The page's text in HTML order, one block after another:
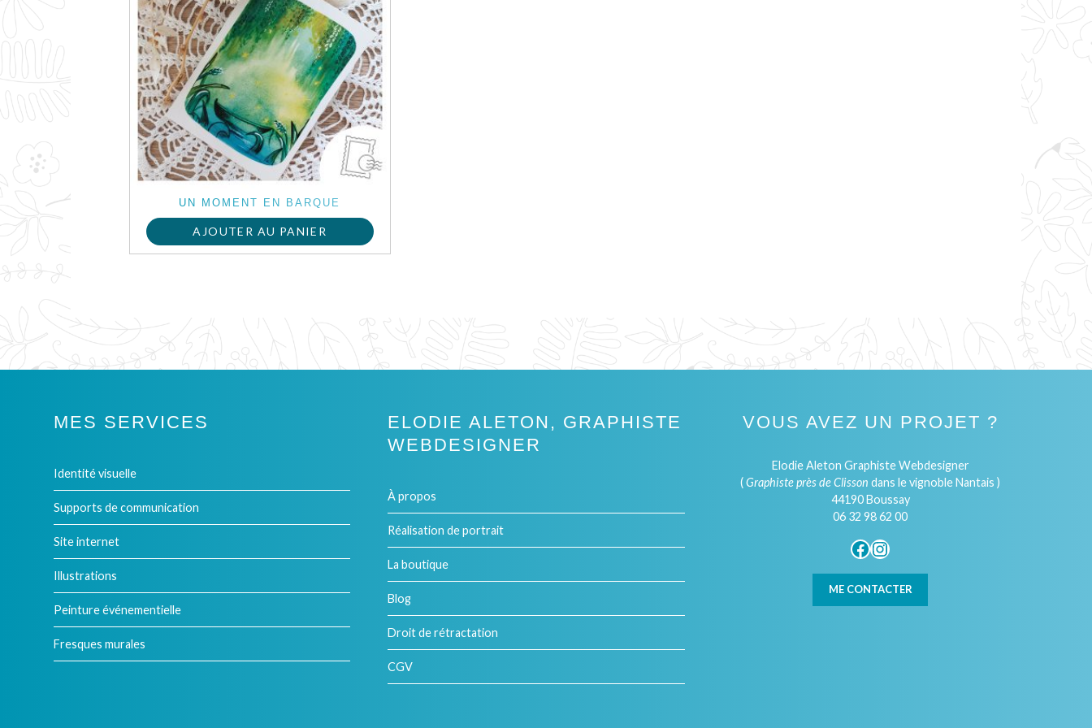
UN MOMENT EN BARQUE
AJOUTER AU PANIER
MES SERVICES
Identité visuelle
Supports de communication
Site internet
Illustrations
Peinture événementielle
Fresques murales
ELODIE ALETON, GRAPHISTE
WEBDESIGNER
À propos
Réalisation de portrait
La boutique
Blog
Droit de rétractation
CGV
VOUS AVEZ UN PROJET ?
Elodie Aleton Graphiste Webdesigner
(Graphiste près de Clisson dans le vignoble Nantais )
44190 Boussay
06 32 98 62 00
Facebook
Instagram
ME CONTACTER